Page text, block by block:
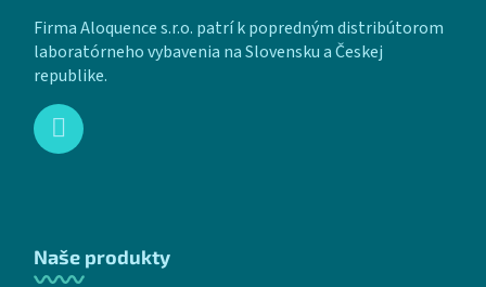
Firma Aloquence s.r.o. patrí k popredným distribútorom
laboratórneho vybavenia na Slovensku a Českej
republike.
Naše produkty